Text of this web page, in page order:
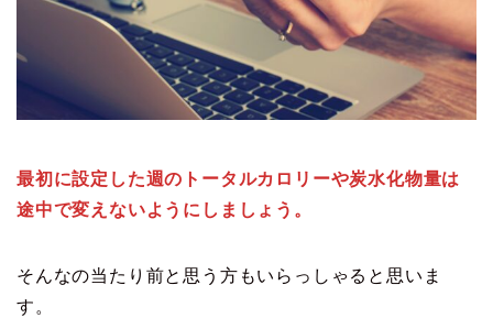
最初に設定した週のトータルカロリーや炭水化物量は
途中で変えないようにしましょう。
そんなの当たり前と思う方もいらっしゃると思いま
す。